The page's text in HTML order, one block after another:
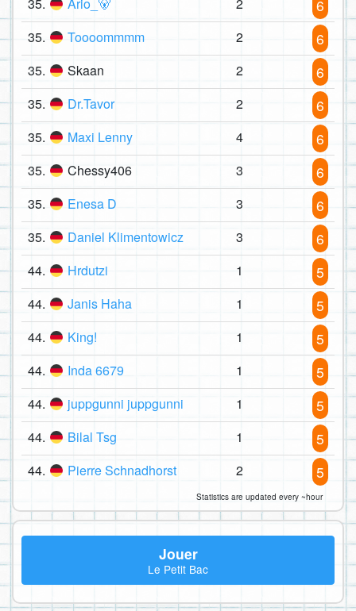
35. Ario_🐻 2 6
35. Toooommmm 2 6
35. Skaan 2 6
35. Dr.Tavor 2 6
35. Maxi Lenny 4 6
35. Chessy406 3 6
35. Enesa D 3 6
35. Daniel Klimentowicz 3 6
44. Hrdutzi 1 5
44. Janis Haha 1 5
44. King! 1 5
44. Inda 6679 1 5
44. juppgunni juppgunni 1 5
44. Bilal Tsg 1 5
44. Pierre Schnadhorst 2 5
Statistics are updated every ~hour
Jouer
Le Petit Bac